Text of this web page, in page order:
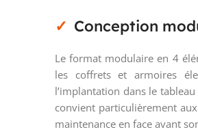
Conception
Le format modulaire en 4
les coffrets et armoires
l’implantation dans le
convient particulièrement
maintenance en face avant